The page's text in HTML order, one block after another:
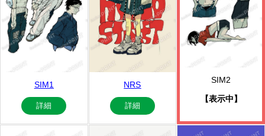
SIM1
詳細
NRS
詳細
SIM2
【表示中】